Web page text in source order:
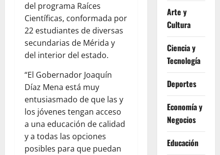
del programa Raíces
Científicas, conformada por
22 estudiantes de diversas
secundarias de Mérida y
del interior del estado.
“El Gobernador Joaquín
Díaz Mena está muy
entusiasmado de que las y
los jóvenes tengan acceso
a una educación de calidad
y a todas las opciones
posibles para que puedan
Arte y
Cultura
Ciencia y
Tecnología
Deportes
Economía y
Negocios
Educación